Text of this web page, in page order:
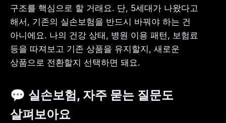
구조를 핵심으로 할 거래요. 단, 5세대가 나왔다고
해서, 기존의 실손보험을 반드시 바꿔야 하는 건
아니에요. 나의 건강 상태, 병원 이용 패턴, 보험료
등을 따져보고 기존 상품을 유지할지, 새로운
상품으로 전환할지 선택하면 돼요.
💬 실손보험, 자주 묻는 질문도
살펴보아요